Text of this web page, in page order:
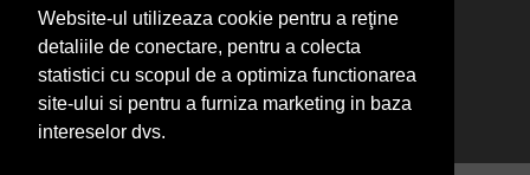
Website-ul utilizeaza cookie pentru a reţine
detaliile de conectare, pentru a colecta
statistici cu scopul de a optimiza functionarea
site-ului si pentru a furniza marketing in baza
intereselor dvs.
Apicultorul.com
CentruInchirieri.ro
Oftalmologul.ro
Stomatologul.com